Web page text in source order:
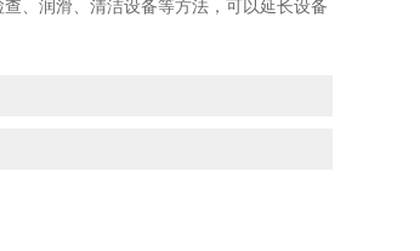
、润滑、清洁设备等方法，可以延长设备